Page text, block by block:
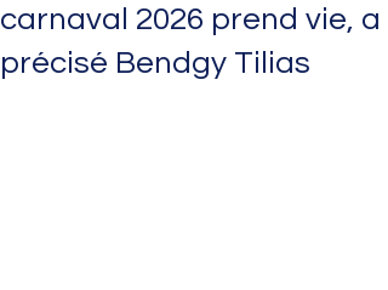
carnaval 2026 prend vie, a
précisé Bendgy Tilias